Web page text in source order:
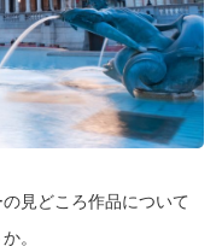
見どころ作品について
。